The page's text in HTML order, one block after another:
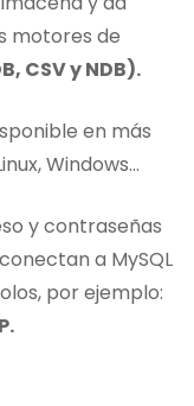
motores de
CSV y NDB).
en más
Windows…
y contraseñas
a MySQL
por ejemplo: